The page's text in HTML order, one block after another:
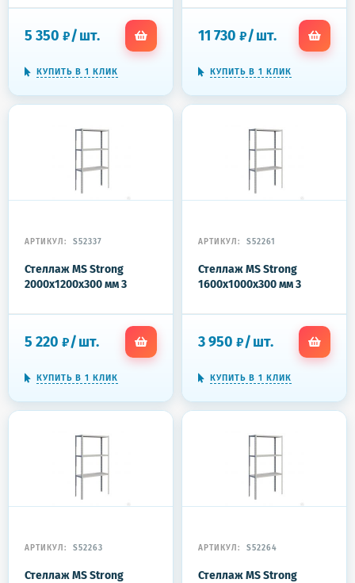
5 350 ₽/шт.
КУПИТЬ В 1 КЛИК
11 730 ₽/шт.
КУПИТЬ В 1 КЛИК
АРТИКУЛ: S52337
Стеллаж MS Strong
2000x1200x300 мм 3
5 220 ₽/шт.
КУПИТЬ В 1 КЛИК
АРТИКУЛ: S52261
Стеллаж MS Strong
1600x1000x300 мм 3
3 950 ₽/шт.
КУПИТЬ В 1 КЛИК
АРТИКУЛ: S52263
Стеллаж MS Strong
АРТИКУЛ: S52264
Стеллаж MS Strong